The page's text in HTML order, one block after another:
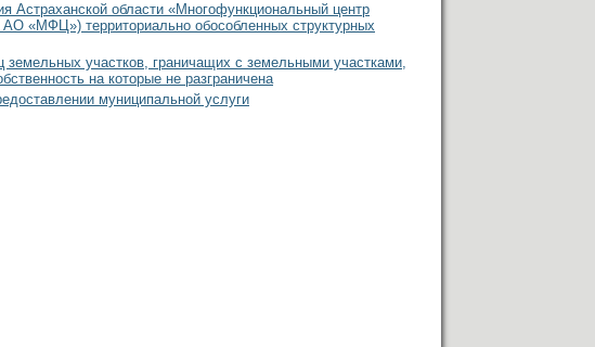
Астраханской области «Многофункциональный центр
«МФЦ») территориально обособленных структурных
участков, граничащих с земельными участками,
на которые не разграничена
муниципальной услуги